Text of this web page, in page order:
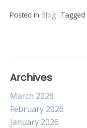
Posted in Blog Tagged
Archives
March 2026
February 2026
January 2026